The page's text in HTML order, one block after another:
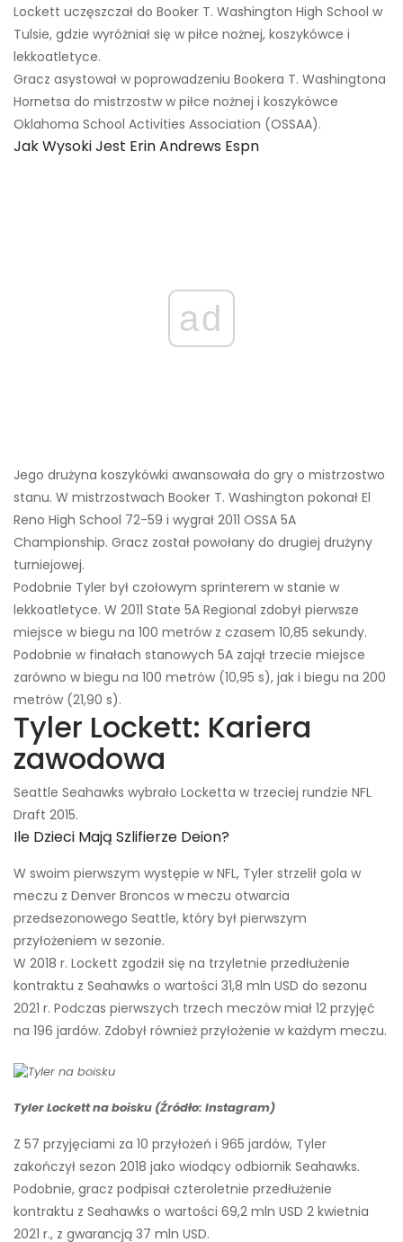
Lockett uczęszczał do Booker T. Washington High School w
Tulsie, gdzie wyróżniał się w piłce nożnej, koszykówce i
lekkoatletyce.
Gracz asystował w poprowadzeniu Bookera T. Washingtona
Hornetsa do mistrzostw w piłce nożnej i koszykówce
Oklahoma School Activities Association (OSSAA).
Jak Wysoki Jest Erin Andrews Espn
ad
Jego drużyna koszykówki awansowała do gry o mistrzostwo
stanu. W mistrzostwach Booker T. Washington pokonał El
Reno High School 72-59 i wygrał 2011 OSSA 5A
Championship. Gracz został powołany do drugiej drużyny
turniejowej.
Podobnie Tyler był czołowym sprinterem w stanie w
lekkoatletyce. W 2011 State 5A Regional zdobył pierwsze
miejsce w biegu na 100 metrów z czasem 10,85 sekundy.
Podobnie w finałach stanowych 5A zajął trzecie miejsce
zarówno w biegu na 100 metrów (10,95 s), jak i biegu na 200
metrów (21,90 s).
Tyler Lockett: Kariera
zawodowa
Seattle Seahawks wybrało Locketta w trzeciej rundzie NFL
Draft 2015.
Ile Dzieci Mają Szlifierze Deion?
W swoim pierwszym występie w NFL, Tyler strzelił gola w
meczu z Denver Broncos w meczu otwarcia
przedsezonowego Seattle, który był pierwszym
przyłożeniem w sezonie.
W 2018 r. Lockett zgodził się na trzyletnie przedłużenie
kontraktu z Seahawks o wartości 31,8 mln USD do sezonu
2021 r. Podczas pierwszych trzech meczów miał 12 przyjęć
na 196 jardów. Zdobył również przyłożenie w każdym meczu.
Tyler Lockett na boisku (Źródło: Instagram)
Z 57 przyjęciami za 10 przyłożeń i 965 jardów, Tyler
zakończył sezon 2018 jako wiodący odbiornik Seahawks.
Podobnie, gracz podpisał czteroletnie przedłużenie
kontraktu z Seahawks o wartości 69,2 mln USD 2 kwietnia
2021 r., z gwarancją 37 mln USD.